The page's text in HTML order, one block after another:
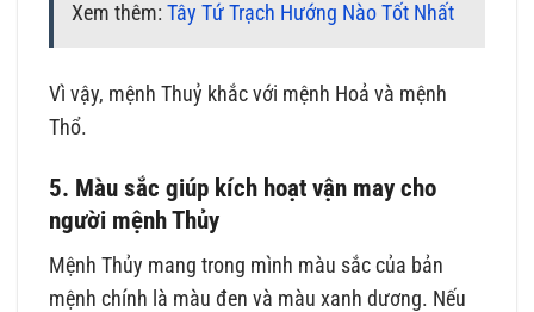
Xem thêm:Tây Tứ Trạch Hướng Nào Tốt Nhất
Vì vậy, mệnh Thuỷ khắc với mệnh Hoả và mệnh
Thổ.
5. Màu sắc giúp kích hoạt vận may cho
người mệnh Thủy
Mệnh Thủy mang trong mình màu sắc của bản
mệnh chính là màu đen và màu xanh dương. Nếu